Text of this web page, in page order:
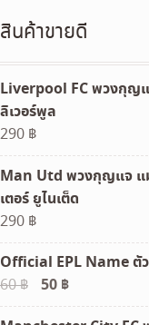
สินค้าขายดี
Liverpool FC พวงกุญ
ลิเวอร์พูล
290 ฿
Man Utd พวงกุญแจ แ
เตอร์ ยูไนเต็ด
290 ฿
Official EPL Name ตั
60฿
Original
price
50 ฿Current
price